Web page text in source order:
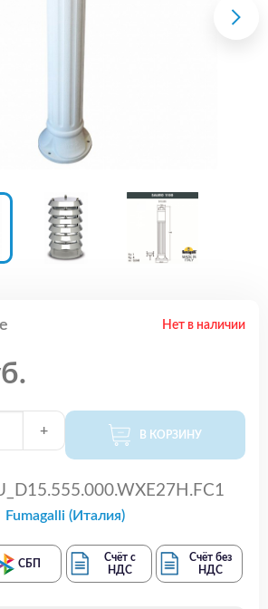
Нет в наличии
+ В КОРЗИНУ
Fumagalli (Италия)
СБП
Счёт с
НДС
Счёт без
НДС